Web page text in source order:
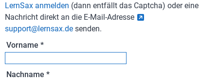
LernSax anmelden (dann entfällt das Captcha) oder eine
Nachricht direkt an die E-Mail-Adresse
support@lernsax.de senden.
Vorname *
Nachname *